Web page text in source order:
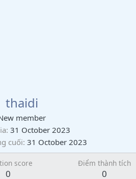
thaidi
member
31 October 2023
cuối 31 October 2023
score
0
Điểm thành tích
0